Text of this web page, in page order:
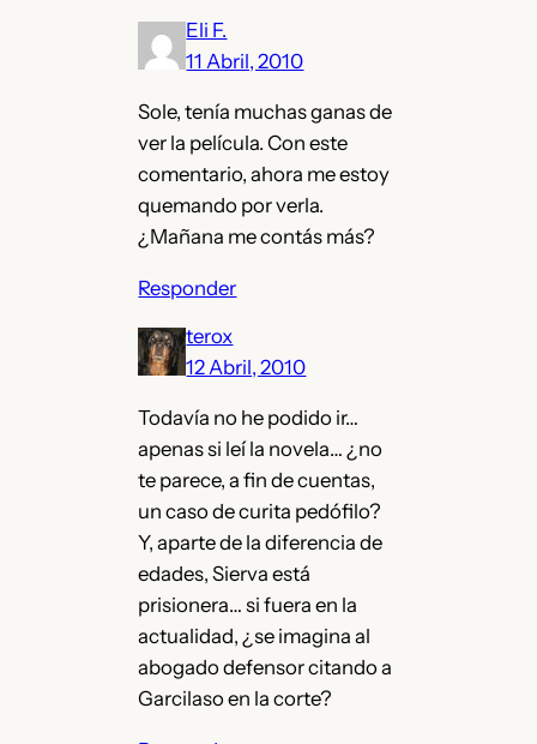
Eli F.
11 Abril, 2010
Sole, tenía muchas ganas de
ver la película. Con este
comentario, ahora me estoy
quemando por verla.
¿Mañana me contás más?
Responder
terox
12 Abril, 2010
Todavía no he podido ir…
apenas si leí la novela… ¿no
te parece, a fin de cuentas,
un caso de curita pedófilo?
Y, aparte de la diferencia de
edades, Sierva está
prisionera… si fuera en la
actualidad, ¿se imagina al
abogado defensor citando a
Garcilaso en la corte?